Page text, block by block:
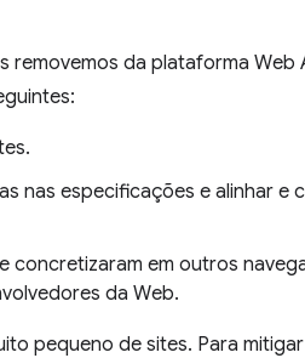
da plataforma Web
nas especificações e alinhar e
concretizaram em outros
da Web.
pequeno de sites. Para